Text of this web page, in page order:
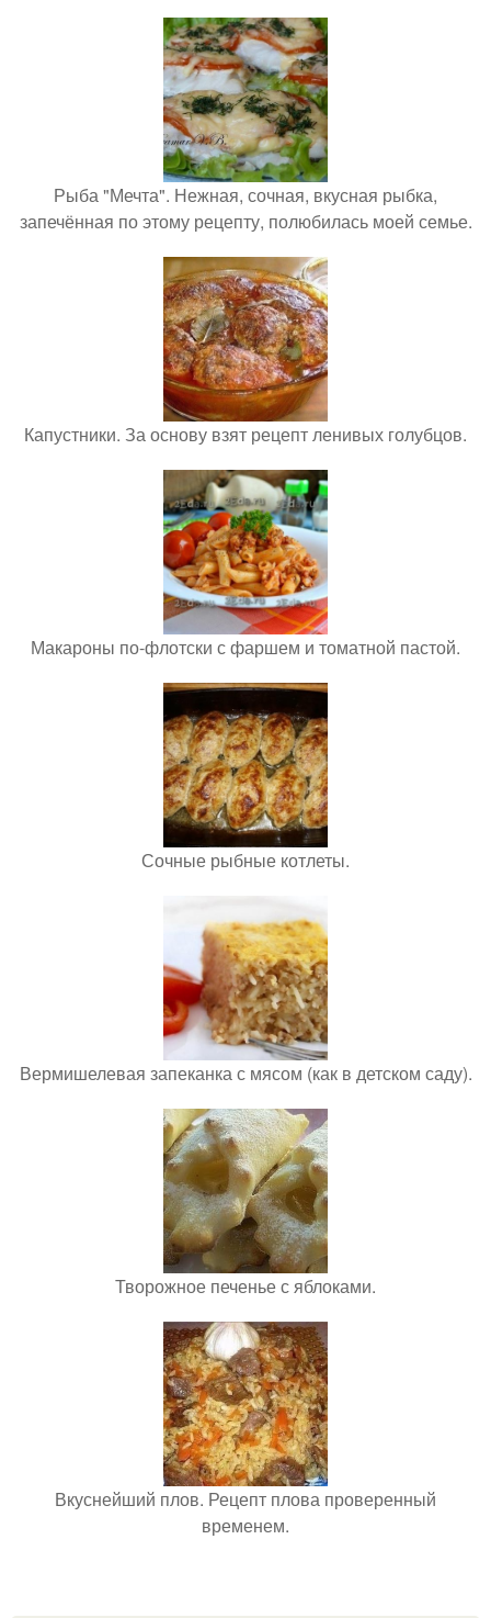
Рыба "Мечта". Нежная, сочная, вкусная рыбка,
запечённая по этому рецепту, полюбилась моей семье.
Капустники. За основу взят рецепт ленивых голубцов.
Макароны по-флотски с фаршем и томатной пастой.
Сочные рыбные котлеты.
Вермишелевая запеканка с мясом (как в детском саду).
Творожное печенье с яблоками.
Вкуснейший плов. Рецепт плова проверенный
временем.